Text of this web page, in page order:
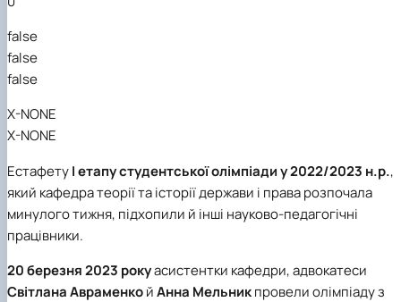
false
false
false
X-NONE
X-NONE
ЕстафетуІ етапу студентської олімпіади у 2022/2023 н.р.,
який кафедра теорії та історії держави і права розпочала
минулого тижня, підхопили й інші науково-педагогічні
працівники.
20 березня 2023 рокуасистентки кафедри, адвокатеси
Світлана АвраменкойАнна Мельникпровели олімпіаду з